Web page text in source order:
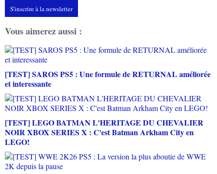
S'inscrire à la newsletter
Vous aimerez aussi :
[TEST] SAROS PS5 : Une formule de RETURNAL améliorée
et interessante
[TEST] LEGO BATMAN L'HERITAGE DU CHEVALIER
NOIR XBOX SERIES X : C'est Batman Arkham City en
LEGO!